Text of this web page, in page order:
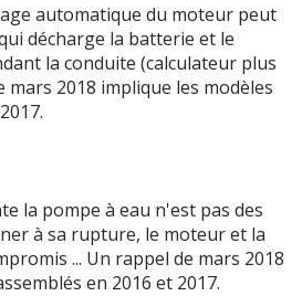
automatique du moteur peut
décharge la batterie et le
la conduite (calculateur plus
mars 2018 implique les modèles
la pompe à eau n'est pas des
à sa rupture, le moteur et la
... Un rappel de mars 2018
en 2016 et 2017.